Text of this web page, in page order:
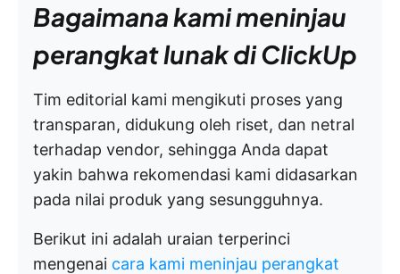
Bagaimana kami meninjau
perangkat lunak di ClickUp
Tim editorial kami mengikuti proses yang
transparan, didukung oleh riset, dan netral
terhadap vendor, sehingga Anda dapat
yakin bahwa rekomendasi kami didasarkan
pada nilai produk yang sesungguhnya.
Berikut ini adalah uraian terperinci
mengenai cara kami meninjau perangkat